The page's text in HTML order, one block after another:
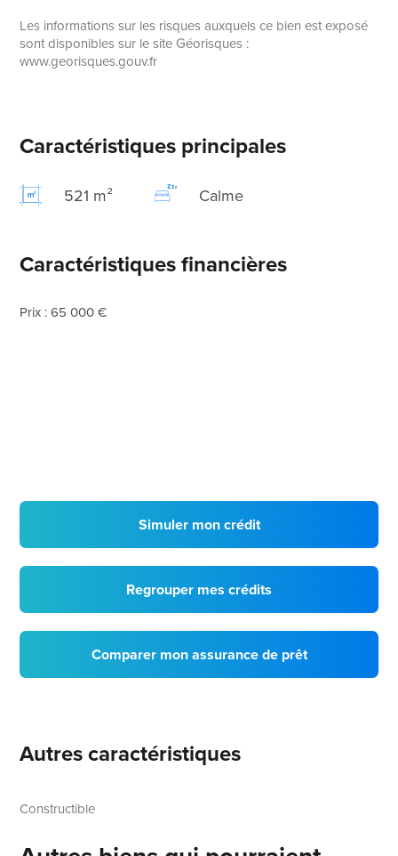
Les informations sur les risques auxquels ce bien est exposé
sont disponibles sur le site Géorisques :
www.georisques.gouv.fr
Caractéristiques principales
521 m² Calme
Caractéristiques financières
Prix : 65 000 €
Simuler mon crédit
Regrouper mes crédits
Comparer mon assurance de prêt
Autres caractéristiques
Constructible